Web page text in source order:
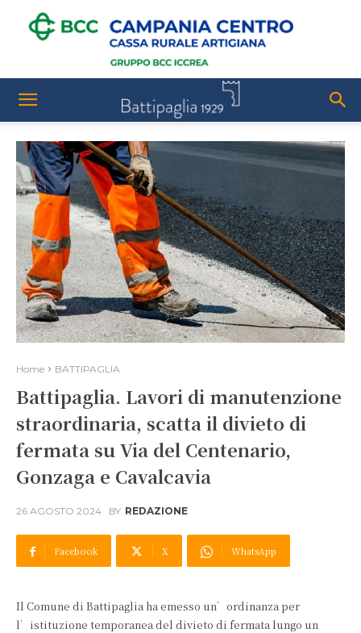
Home BATTIPAGLIA
Battipaglia. Lavori di manutenzione
straordinaria, scatta il divieto di
fermata su Via del Centenario,
Gonzaga e Cavalcavia
26 AGOSTO 2024 BY REDAZIONE
Facebook X WhatsApp
Il Comune di Battipaglia ha emesso un’ordinanza per
l’istituzione temporanea del divieto di fermata lungo un